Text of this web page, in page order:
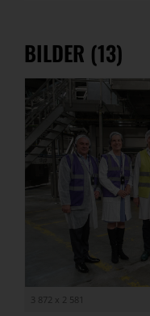
BILDER (13)
3 872 x 2 581